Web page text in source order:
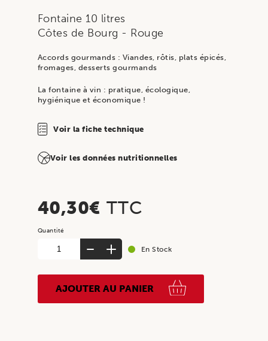
Fontaine 10 litres
Côtes de Bourg - Rouge
Accords gourmands : Viandes, rôtis, plats épicés,
fromages, desserts gourmands
La fontaine à vin : pratique, écologique,
hygiénique et économique !
Voir la fiche technique
Voir les données nutritionnelles
40,30€ TTC
quantité
GENERIQUE,
En Stock
AJOUTER AU PANIER